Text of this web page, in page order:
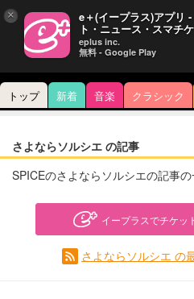
トップ 新着 音楽 クラシック
さよならソルシエ の記事
SPICEのさよならソルシエの記事
イープラスでチケッ
さよならソルシエ の
× e＋(イープラス)アプリ
ト・ニュース・スマチケ
eplus inc.
無料 - Google Play